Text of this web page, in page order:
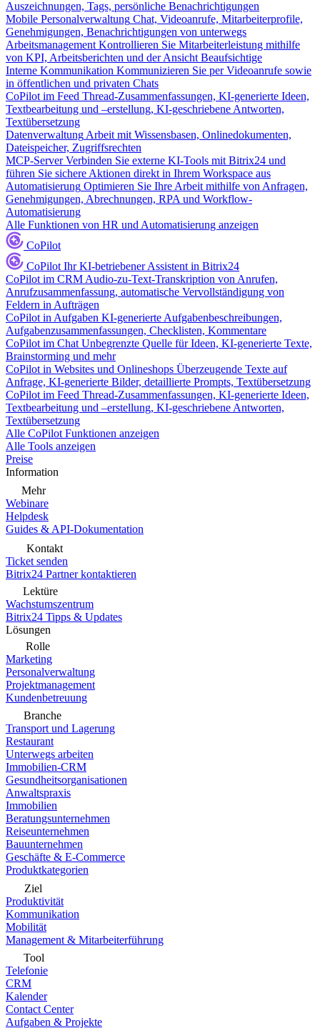
Auszeichnungen, Tags, persönliche Benachrichtigungen
Mobile Personalverwaltung Chat, Videoanrufe, Mitarbeiterprofile,
Genehmigungen, Benachrichtigungen von unterwegs
Arbeitsmanagement Kontrollieren Sie Mitarbeiterleistung mithilfe
von KPI, Arbeitsberichten und der Ansicht Beaufsichtige
Interne Kommunikation Kommunizieren Sie per Videoanrufe sowie
in öffentlichen und privaten Chats
CoPilot im Feed Thread-Zusammenfassungen, KI-generierte Ideen,
Textbearbeitung und –erstellung, KI-geschriebene Antworten,
Textübersetzung
Datenverwaltung Arbeit mit Wissensbasen, Onlinedokumenten,
Dateispeicher, Zugriffsrechten
MCP-Server Verbinden Sie externe KI-Tools mit Bitrix24 und
führen Sie sichere Aktionen direkt in Ihrem Workspace aus
Automatisierung Optimieren Sie Ihre Arbeit mithilfe von Anfragen,
Genehmigungen, Abrechnungen, RPA und Workflow-
Automatisierung
Alle Funktionen von HR und Automatisierung anzeigen
CoPilot
CoPilot Ihr KI-betriebener Assistent in Bitrix24
CoPilot im CRM Audio-zu-Text-Transkription von Anrufen,
Anrufzusammenfassung, automatische Vervollständigung von
Feldern in Aufträgen
CoPilot in Aufgaben KI-generierte Aufgabenbeschreibungen,
Aufgabenzusammenfassungen, Checklisten, Kommentare
CoPilot im Chat Unbegrenzte Quelle für Ideen, KI-generierte Texte,
Brainstorming und mehr
CoPilot in Websites und Onlineshops Überzeugende Texte auf
Anfrage, KI-generierte Bilder, detaillierte Prompts, Textübersetzung
CoPilot im Feed Thread-Zusammenfassungen, KI-generierte Ideen,
Textbearbeitung und –erstellung, KI-geschriebene Antworten,
Textübersetzung
Alle CoPilot Funktionen anzeigen
Alle Tools anzeigen
Preise
Information
Mehr
Webinare
Helpdesk
Guides & API-Dokumentation
Kontakt
Ticket senden
Bitrix24 Partner kontaktieren
Lektüre
Wachstumszentrum
Bitrix24 Tipps & Updates
Lösungen
Rolle
Marketing
Personalverwaltung
Projektmanagement
Kundenbetreuung
Branche
Transport und Lagerung
Restaurant
Unterwegs arbeiten
Immobilien-CRM
Gesundheitsorganisationen
Anwaltspraxis
Immobilien
Beratungsunternehmen
Reiseunternehmen
Bauunternehmen
Geschäfte & E-Commerce
Produktkategorien
Ziel
Produktivität
Kommunikation
Mobilität
Management & Mitarbeiterführung
Tool
Telefonie
CRM
Kalender
Contact Center
Aufgaben & Projekte